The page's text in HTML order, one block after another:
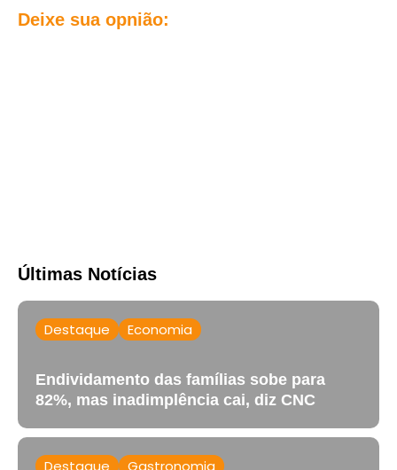
Deixe sua opnião:
Últimas Notícias
Destaque Economia
Endividamento das famílias sobe para
82%, mas inadimplência cai, diz CNC
Destaque Gastronomia